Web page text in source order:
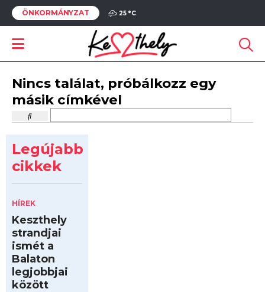
ÖNKORMÁNYZAT 25 °C
Nincs találat, próbálkozz egy
másik címkével
Legújabb
cikkek
HÍREK
Keszthely
strandjai
ismét a
Balaton
legjobbjai
között